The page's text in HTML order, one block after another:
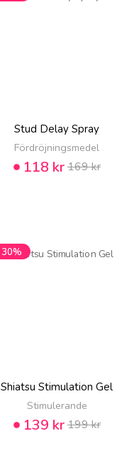
Stud Delay Spray
Fördröjningsmedel
118 kr169 kr
30%
Shiatsu Stimulation Gel
Stimulerande
139 kr199 kr